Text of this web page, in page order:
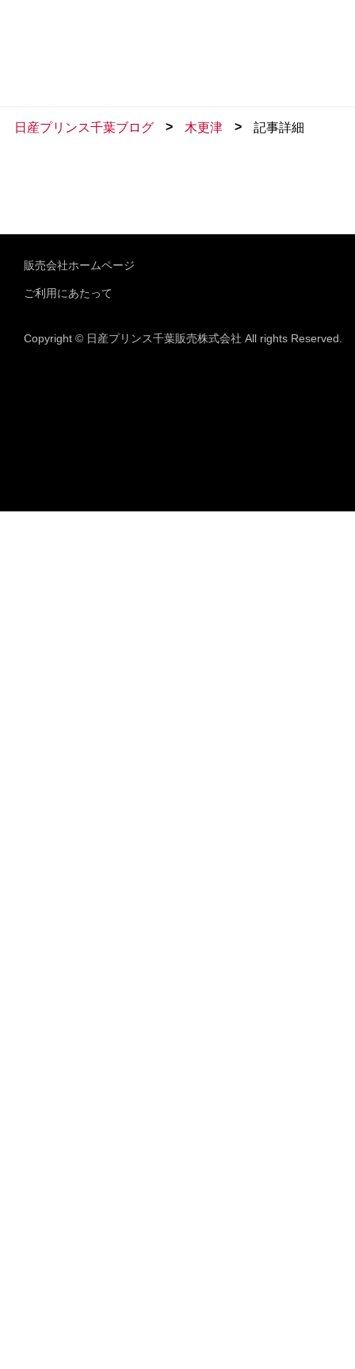
日産プリンス千葉ブログ > 木更津 > 記事詳細
販売会社ホームページ
ご利用にあたって
Copyright © 日産プリンス千葉販売株式会社 All rights Reserved.